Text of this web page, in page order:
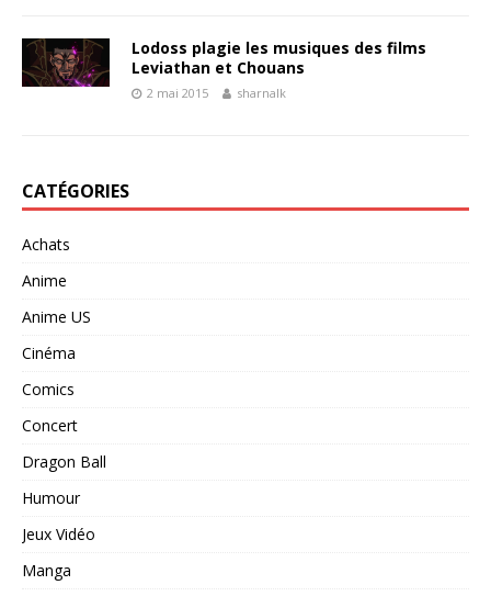
Lodoss plagie les musiques des films
Leviathan et Chouans
2 mai 2015 sharnalk
CATÉGORIES
Achats
Anime
Anime US
Cinéma
Comics
Concert
Dragon Ball
Humour
Jeux Vidéo
Manga